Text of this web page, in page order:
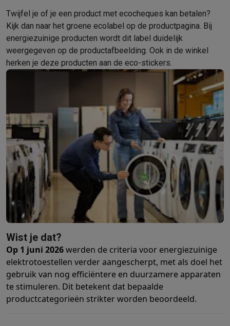
Voor de babyBabyfoonsBorstkolvenFlessenwarmersAerosols
TV, audio & foto
TV & beamersTVTV's met soundbar 2026 TVLG TV
Randapparatuur TVSoundbarsHome cinemaVersterkers
Hoofdtelefoons & oortjes KoptelefoonsDraadloze
Smart speakersParty
Radio's & wekkersPlatenspelers
Hifi-ketens
DashcamsGPSCoyote GPS accessoires
TV & audio accessoires
SteunenKabelsDraagbare
Fototoestellen
Digitale camera'sInstant camera's
Canon
VideoGoPro Action camsDronesCamcorder
Foto accessoires
Cameratassen Flitsers & filters SD-kaarten
Telefonie & smartwatches
GSM's
Smartphones Apple iPhoneSamsung smartphones
Refurbished
Refurbished smartphonesBuyBack
GSM bescherming
iPhone hoesjes Samsung hoesjes Alle
Smartwatches
Smartwatches Activity TrackersBandjes Opladers
GSM opladersOpladers en kabels
GSM accessoiresAirTags & GPS trackers Draadloze oortjes
Vaste telefoonsVaste telefoonsWalkie talkiesBabyfoons
Computers & tablets
ComputersLaptops Gaming laptopsApple MacBook
Randapparatuur ITMuizenToetsenbordenWebcamsPC
Twijfel je of je een product met ecocheques kan betalen?
Kijk dan naar het groene ecolabel op de productpagina. Bij
energiezuinige producten wordt dit label duidelijk
weergegeven op de productafbeelding. Ook in de winkel
herken je deze producten aan de eco-stickers.
Wist je dat?
Op 1 juni 2026werden de criteria voor energiezuinige
elektrotoestellen verder aangescherpt, met als doel het
gebruik van nog efficiëntere en duurzamere apparaten
te stimuleren. Dit betekent dat bepaalde
productcategorieën strikter worden beoordeeld.